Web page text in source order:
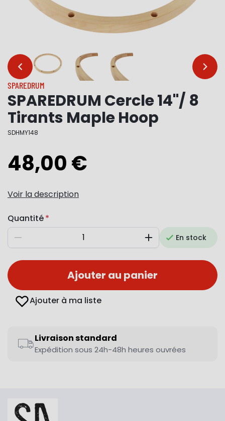
… …
SPAREDRUM
SPAREDRUM Cercle 14"/ 8
Tirants Maple Hoop
SDHMY148
48,00 €
Voir la description
Quantité
Diminuer AugmenterEn stock
Ajouter au panier
Ajouter à ma liste
Livraison standard
Expédition sous 24h-48h heures ouvrées